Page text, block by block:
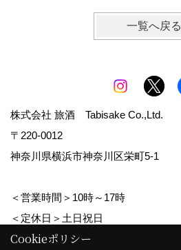
一覧へ戻る
株式会社 旅酒 Tabisake Co.,Ltd.
〒220-0012
神奈川県横浜市神奈川区栄町5-1
＜営業時間＞10時～17時
＜定休日＞土日祝日
Cookieポリシー